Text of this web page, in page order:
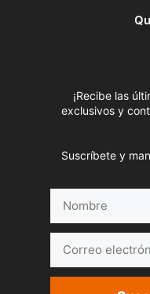
¡Recibe las
exclusivos y
Suscríbete y
electrónico